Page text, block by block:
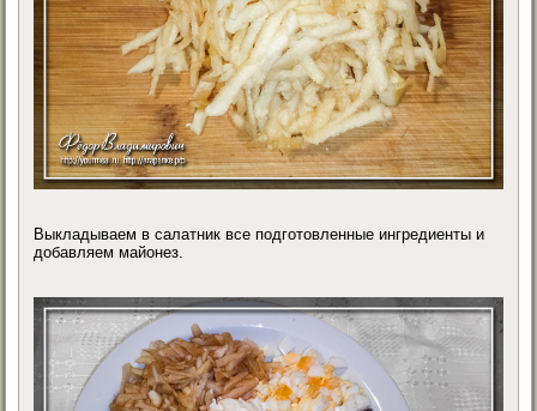
Выкладываем в салатник все подготовленные ингредиенты и
добавляем майонез.